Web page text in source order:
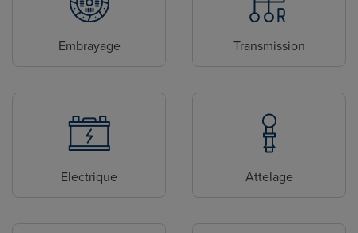
Embrayage Transmission
Electrique Attelage